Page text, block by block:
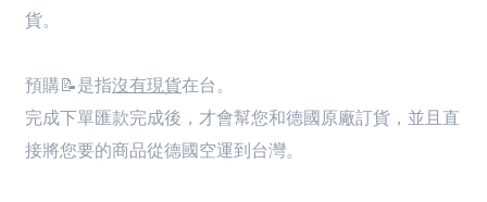
貨。
預購📝是指沒有現貨在台。
完成下單匯款完成後 ，才會幫您和德國原廠訂貨，並且直
接將您要的商品從德國空運到台灣。